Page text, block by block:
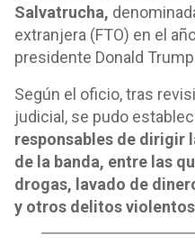
Salvatrucha,
extranjera (FTO) en el
presidente Donald
Según el oficio, tras
judicial, se pudo
responsables de dirigir
de la banda, entre las
drogas, lavado de
y otros delitos